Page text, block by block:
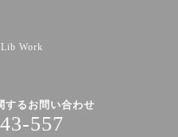
Work
するお問い合わせ
557